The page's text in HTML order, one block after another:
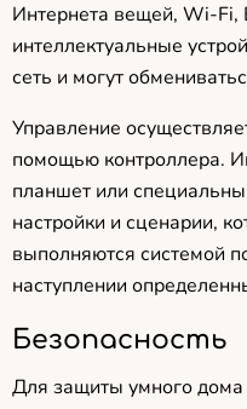
Интернета вещей, Wi-Fi,
интеллектуальные
сеть и могут
Управление
помощью контроллера.
планшет или
настройки и сценарии,
выполняются системой
наступлении
Безопасность
Для защиты умного